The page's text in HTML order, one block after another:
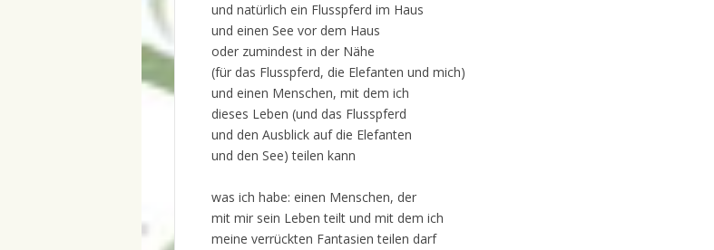
und natürlich ein Flusspferd im Haus
und einen See vor dem Haus
oder zumindest in der Nähe
(für das Flusspferd, die Elefanten und mich)
und einen Menschen, mit dem ich
dieses Leben (und das Flusspferd
und den Ausblick auf die Elefanten
und den See) teilen kann
was ich habe: einen Menschen, der
mit mir sein Leben teilt und mit dem ich
meine verrückten Fantasien teilen darf